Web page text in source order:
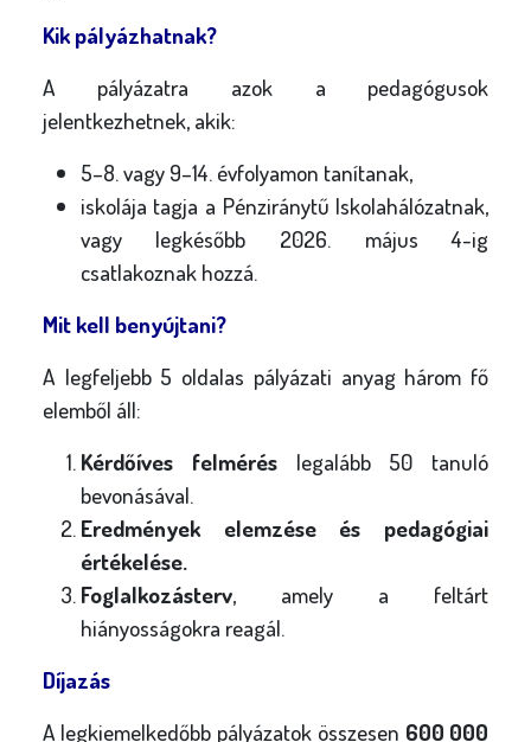
Kik pályázhatnak?
A pályázatra azok a pedagógusok
jelentkezhetnek, akik:
5–8. vagy 9–14. évfolyamon tanítanak,
iskolája tagja a Pénziránytű Iskolahálózatnak,
vagy legkésőbb 2026. május 4-ig
csatlakoznak hozzá.
Mit kell benyújtani?
A legfeljebb 5 oldalas pályázati anyag három fő
elemből áll:
Kérdőíves felmérés legalább 50 tanuló
bevonásával.
Eredmények elemzése és pedagógiai
értékelése.
Foglalkozásterv, amely a feltárt
hiányosságokra reagál.
Díjazás
A legkiemelkedőbb pályázatok összesen 600 000